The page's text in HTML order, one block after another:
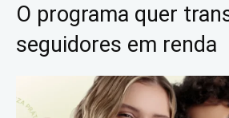
O programa quer
seguidores em renda